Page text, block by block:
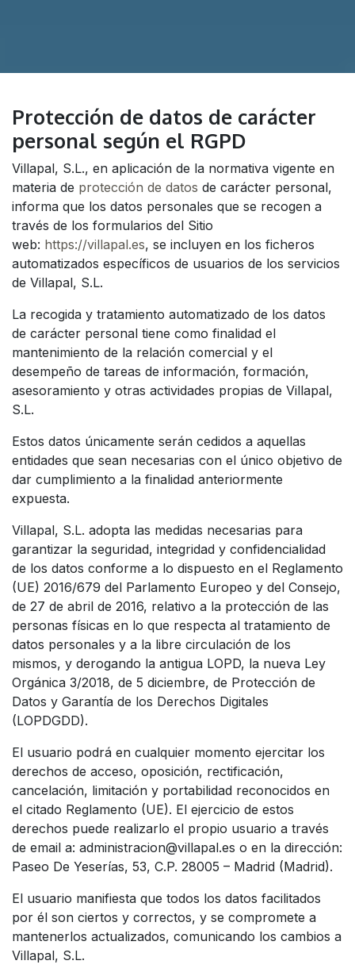
Protección de datos de carácter
personal según el RGPD
Villapal, S.L., en aplicación de la normativa vigente en
materia de protección de datos de carácter personal,
informa que los datos personales que se recogen a
través de los formularios del Sitio
web: https://villapal.es, se incluyen en los ficheros
automatizados específicos de usuarios de los servicios
de Villapal, S.L.
La recogida y tratamiento automatizado de los datos
de carácter personal tiene como finalidad el
mantenimiento de la relación comercial y el
desempeño de tareas de información, formación,
asesoramiento y otras actividades propias de Villapal,
S.L.
Estos datos únicamente serán cedidos a aquellas
entidades que sean necesarias con el único objetivo de
dar cumplimiento a la finalidad anteriormente
expuesta.
Villapal, S.L. adopta las medidas necesarias para
garantizar la seguridad, integridad y confidencialidad
de los datos conforme a lo dispuesto en el Reglamento
(UE) 2016/679 del Parlamento Europeo y del Consejo,
de 27 de abril de 2016, relativo a la protección de las
personas físicas en lo que respecta al tratamiento de
datos personales y a la libre circulación de los
mismos, y derogando la antigua LOPD, la nueva Ley
Orgánica 3/2018, de 5 diciembre, de Protección de
Datos y Garantía de los Derechos Digitales
(LOPDGDD).
El usuario podrá en cualquier momento ejercitar los
derechos de acceso, oposición, rectificación,
cancelación, limitación y portabilidad reconocidos en
el citado Reglamento (UE). El ejercicio de estos
derechos puede realizarlo el propio usuario a través
de email a: administracion@villapal.es o en la dirección:
Paseo De Yeserías, 53, C.P. 28005 – Madrid (Madrid).
El usuario manifiesta que todos los datos facilitados
por él son ciertos y correctos, y se compromete a
mantenerlos actualizados, comunicando los cambios a
Villapal, S.L.